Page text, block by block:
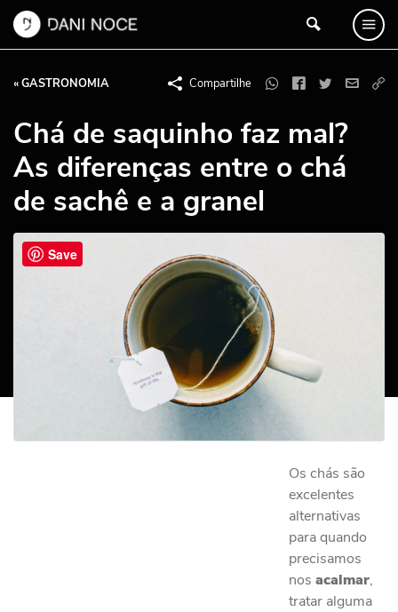
« GASTRONOMIA Compartilhe
Chá de saquinho faz mal?
As diferenças entre o chá
de sachê e a granel
Os chás são
excelentes
alternativas
para quando
precisamos
nos acalmar,
tratar alguma
Save